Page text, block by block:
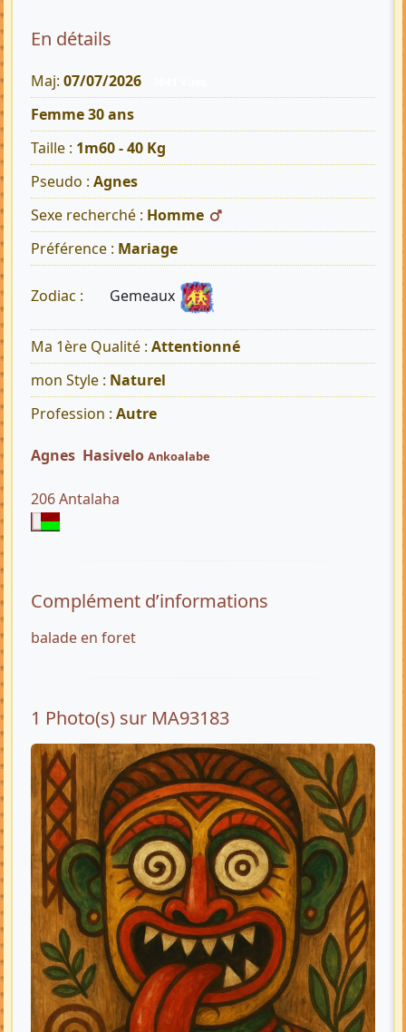
En détails
Maj: 07/07/2026
Femme 30 ans
Taille : 1m60 - 40 Kg
Pseudo : Agnes
Sexe recherché : Homme
Préférence : Mariage
Zodiac : Gemeaux
Ma 1ère Qualité : Attentionné
mon Style : Naturel
Profession : Autre
Agnes Hasivelo Ankoalabe
206 Antalaha
Complément d’informations
balade en foret
1 Photo(s) sur MA93183